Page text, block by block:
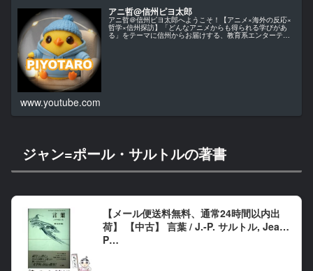
アニ哲@信州ピヨ太郎
アニ哲＠信州ピヨ太郎へようこそ！【アニメ×海外の反応×
哲学×信州探訪】「どんなアニメからも得られる学びがあ
る」をテーマに信州からお届けする、教育系エンターテイ
ンメント・チャンネルです。当チャンネルでは、アニメ作
www.youtube.com
ジャン=ポール・サルトルの著書
【メール便送料無料、通常24時間以内出
荷】 【中古】 言葉 / J.‐P. サルトル, Jean‐
P…